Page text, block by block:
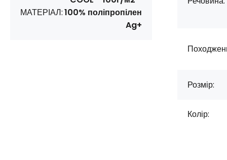
МАТЕРІАЛ:100% поліпропілен
Ag+
Розмір:
Колір: